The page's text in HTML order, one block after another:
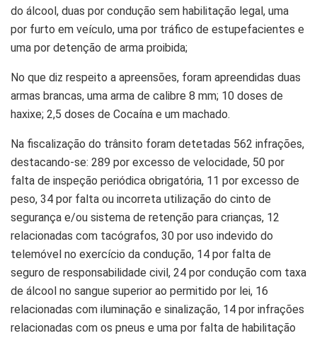
do álcool, duas por condução sem habilitação legal, uma
por furto em veículo, uma por tráfico de estupefacientes e
uma por detenção de arma proibida;
No que diz respeito a apreensões, foram apreendidas duas
armas brancas, uma arma de calibre 8 mm; 10 doses de
haxixe; 2,5 doses de Cocaína e um machado.
Na fiscalização do trânsito foram detetadas 562 infrações,
destacando-se: 289 por excesso de velocidade, 50 por
falta de inspeção periódica obrigatória, 11 por excesso de
peso, 34 por falta ou incorreta utilização do cinto de
segurança e/ou sistema de retenção para crianças, 12
relacionadas com tacógrafos, 30 por uso indevido do
telemóvel no exercício da condução, 14 por falta de
seguro de responsabilidade civil, 24 por condução com taxa
de álcool no sangue superior ao permitido por lei, 16
relacionadas com iluminação e sinalização, 14 por infrações
relacionadas com os pneus e uma por falta de habilitação